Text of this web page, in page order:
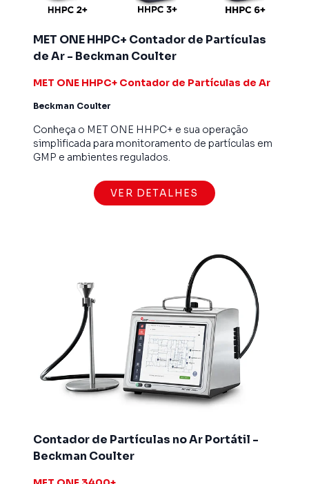
MET ONE HHPC+ Contador de Partículas
de Ar - Beckman Coulter
MET ONE HHPC+ Contador de Partículas de Ar
Beckman Coulter
Conheça o MET ONE HHPC+ e sua operação
simplificada para monitoramento de partículas em
GMP e ambientes regulados.
VER DETALHES
Contador de Partículas no Ar Portátil -
Beckman Coulter